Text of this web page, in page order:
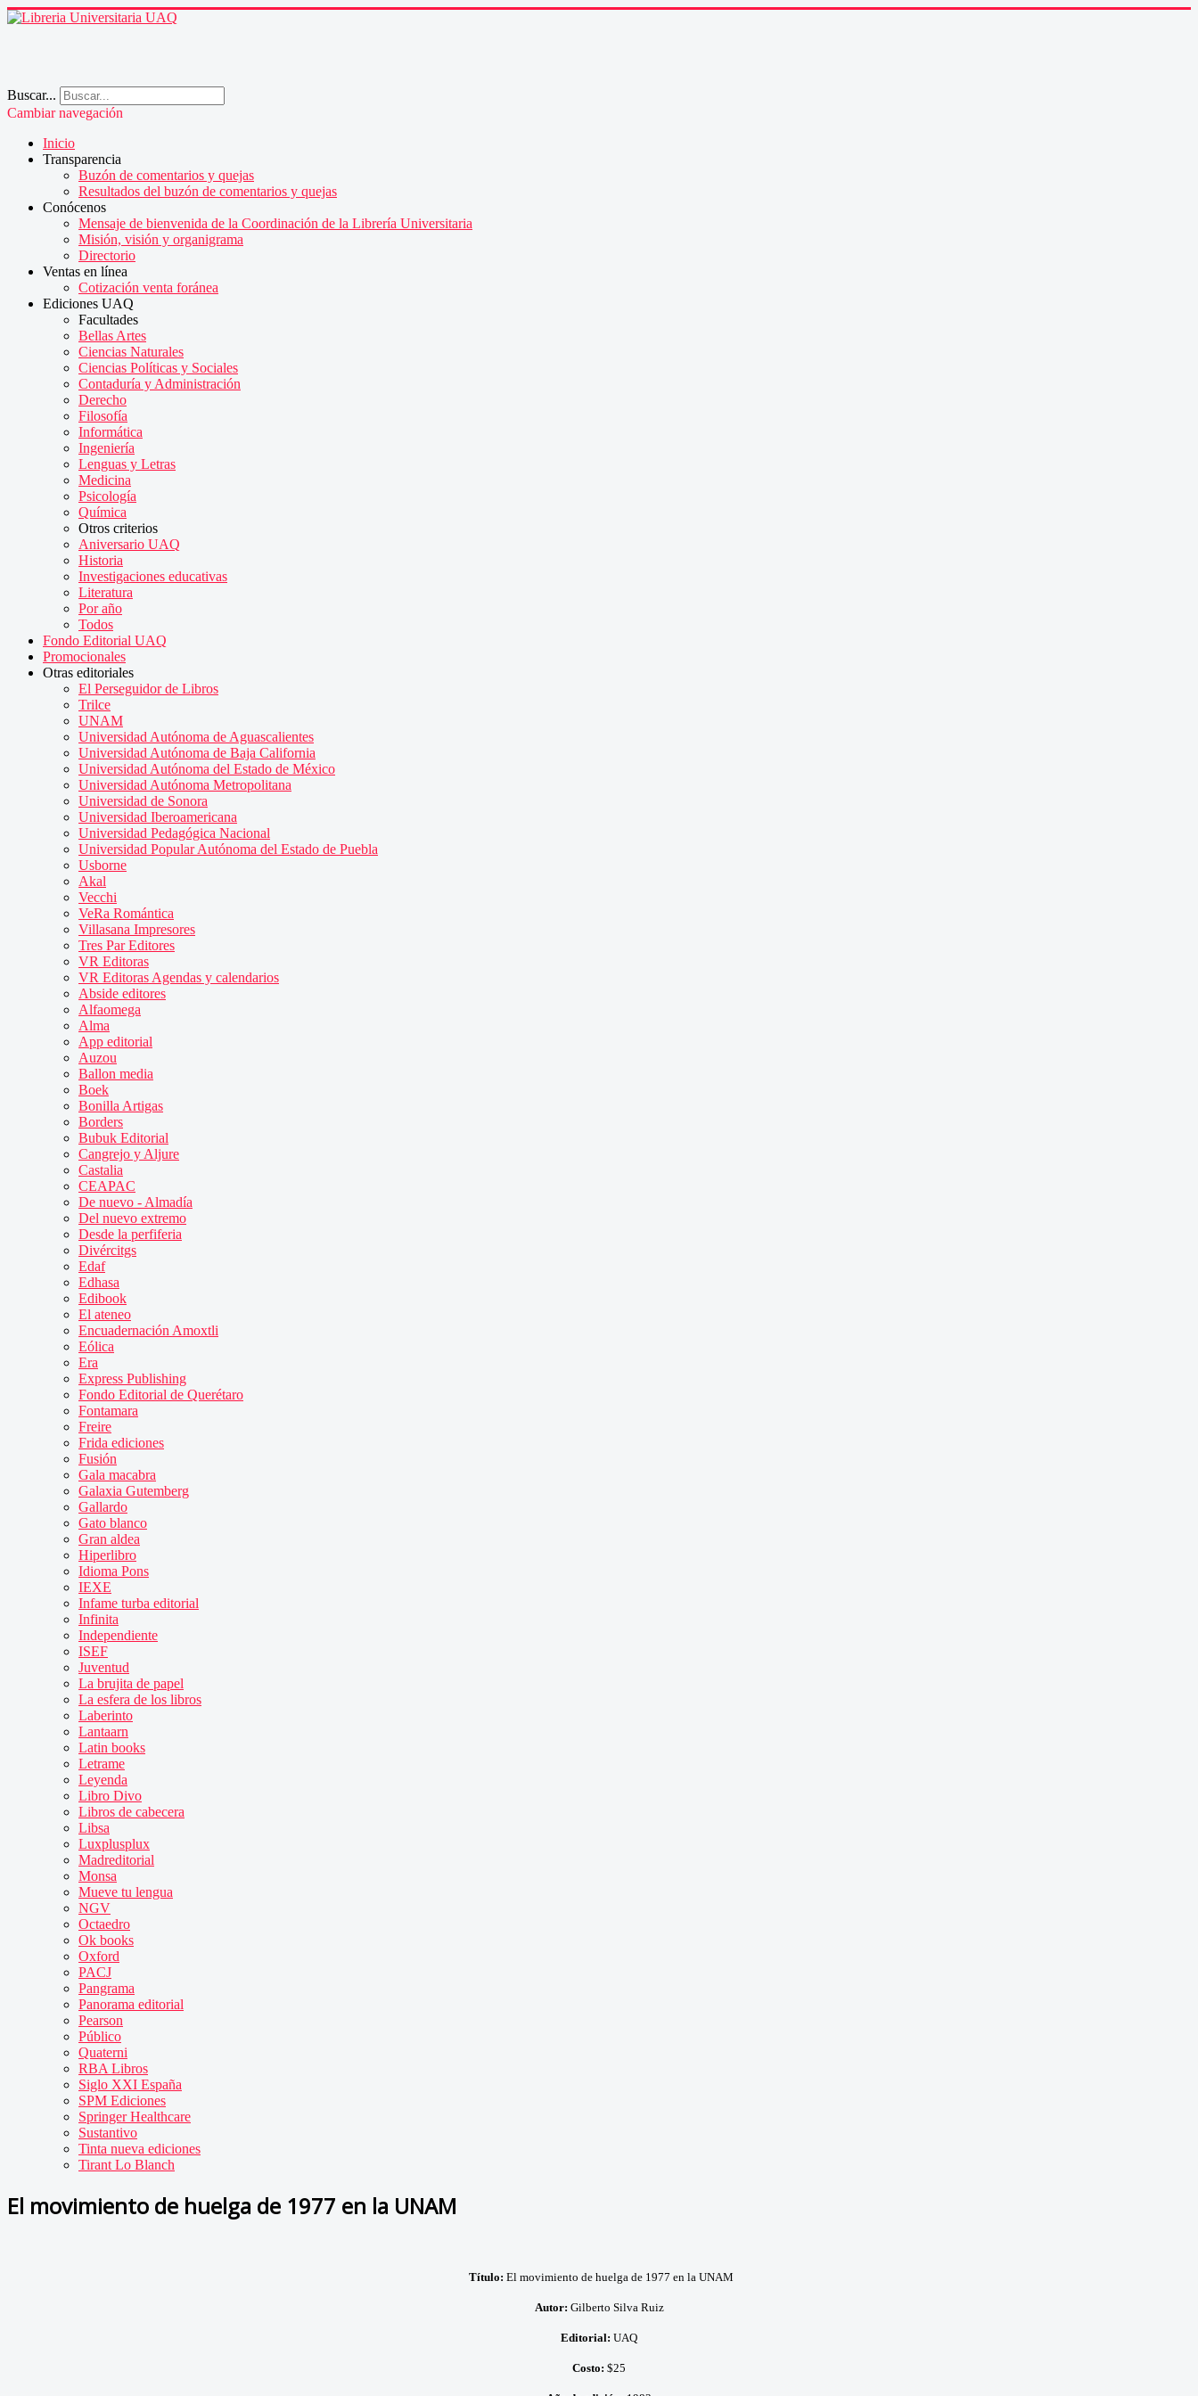
Buscar...
Cambiar navegación
Inicio
Transparencia
Buzón de comentarios y quejas
Resultados del buzón de comentarios y quejas
Conócenos
Mensaje de bienvenida de la Coordinación de la Librería Universitaria
Misión, visión y organigrama
Directorio
Ventas en línea
Cotización venta foránea
Ediciones UAQ
Facultades
Bellas Artes
Ciencias Naturales
Ciencias Políticas y Sociales
Contaduría y Administración
Derecho
Filosofía
Informática
Ingeniería
Lenguas y Letras
Medicina
Psicología
Química
Otros criterios
Aniversario UAQ
Historia
Investigaciones educativas
Literatura
Por año
Todos
Fondo Editorial UAQ
Promocionales
Otras editoriales
El Perseguidor de Libros
Trilce
UNAM
Universidad Autónoma de Aguascalientes
Universidad Autónoma de Baja California
Universidad Autónoma del Estado de México
Universidad Autónoma Metropolitana
Universidad de Sonora
Universidad Iberoamericana
Universidad Pedagógica Nacional
Universidad Popular Autónoma del Estado de Puebla
Usborne
Akal
Vecchi
VeRa Romántica
Villasana Impresores
Tres Par Editores
VR Editoras
VR Editoras Agendas y calendarios
Abside editores
Alfaomega
Alma
App editorial
Auzou
Ballon media
Boek
Bonilla Artigas
Borders
Bubuk Editorial
Cangrejo y Aljure
Castalia
CEAPAC
De nuevo - Almadía
Del nuevo extremo
Desde la perfiferia
Divércitgs
Edaf
Edhasa
Edibook
El ateneo
Encuadernación Amoxtli
Eólica
Era
Express Publishing
Fondo Editorial de Querétaro
Fontamara
Freire
Frida ediciones
Fusión
Gala macabra
Galaxia Gutemberg
Gallardo
Gato blanco
Gran aldea
Hiperlibro
Idioma Pons
IEXE
Infame turba editorial
Infinita
Independiente
ISEF
Juventud
La brujita de papel
La esfera de los libros
Laberinto
Lantaarn
Latin books
Letrame
Leyenda
Libro Divo
Libros de cabecera
Libsa
Luxplusplux
Madreditorial
Monsa
Mueve tu lengua
NGV
Octaedro
Ok books
Oxford
PACJ
Pangrama
Panorama editorial
Pearson
Público
Quaterni
RBA Libros
Siglo XXI España
SPM Ediciones
Springer Healthcare
Sustantivo
Tinta nueva ediciones
Tirant Lo Blanch
El movimiento de huelga de 1977 en la UNAM
Título: El movimiento de huelga de 1977 en la UNAM
Autor: Gilberto Silva Ruiz
Editorial: UAQ
Costo: $25